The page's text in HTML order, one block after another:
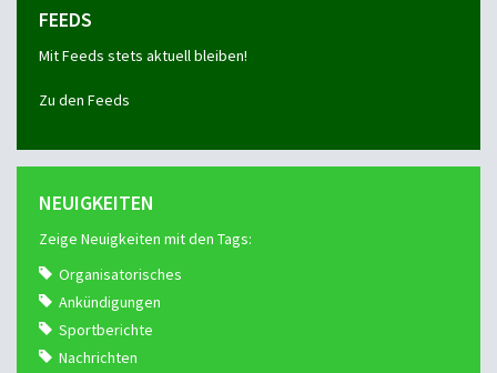
FEEDS
Mit Feeds stets aktuell bleiben!
Zu den Feeds
NEUIGKEITEN
Zeige Neuigkeiten mit den Tags:
Organisatorisches
Ankündigungen
Sportberichte
Nachrichten